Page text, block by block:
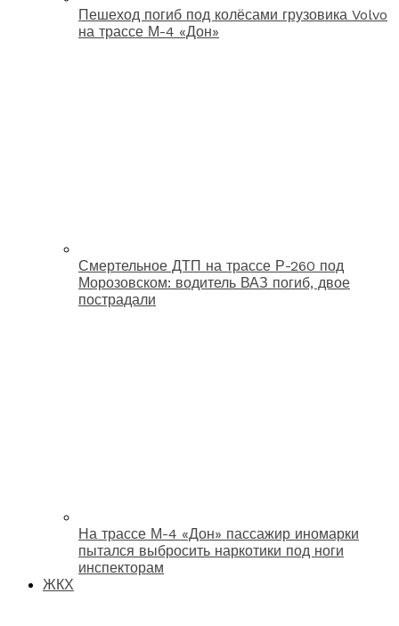
Пешеход погиб под колёсами грузовика Volvo
на трассе М-4 «Дон»
Смертельное ДТП на трассе Р-260 под
Морозовском: водитель ВАЗ погиб, двое
пострадали
На трассе М-4 «Дон» пассажир иномарки
пытался выбросить наркотики под ноги
инспекторам
ЖКХ